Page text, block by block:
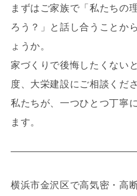
まずはご家族で「私たちの
ろう？」と話し合うことか
ょうか。
家づくりで後悔したくない
度、大栄建設にご相談くださ
私たちが、一つひとつ丁寧
ます。
横浜市金沢区で高気密・高